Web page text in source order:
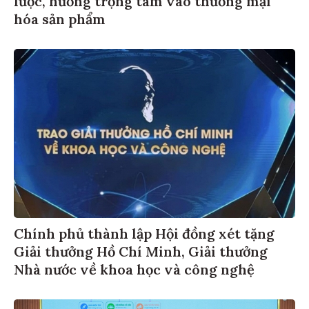
hóa sản phẩm
Chính phủ thành lập Hội đồng xét tặng
Giải thưởng Hồ Chí Minh, Giải thưởng
Nhà nước về khoa học và công nghệ